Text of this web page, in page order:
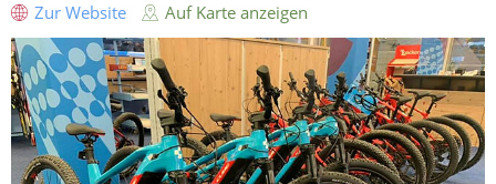
Zur Website Auf Karte anzeigen